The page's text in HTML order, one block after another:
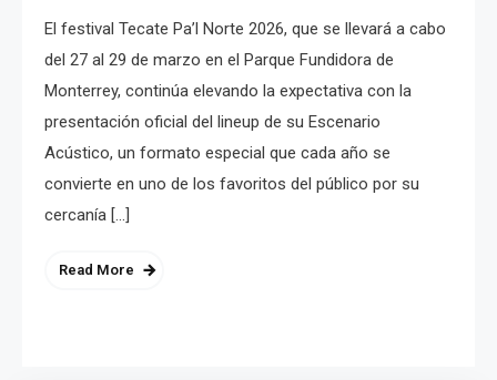
El festival Tecate Pa’l Norte 2026, que se llevará a cabo
del 27 al 29 de marzo en el Parque Fundidora de
Monterrey, continúa elevando la expectativa con la
presentación oficial del lineup de su Escenario
Acústico, un formato especial que cada año se
convierte en uno de los favoritos del público por su
cercanía […]
Read More